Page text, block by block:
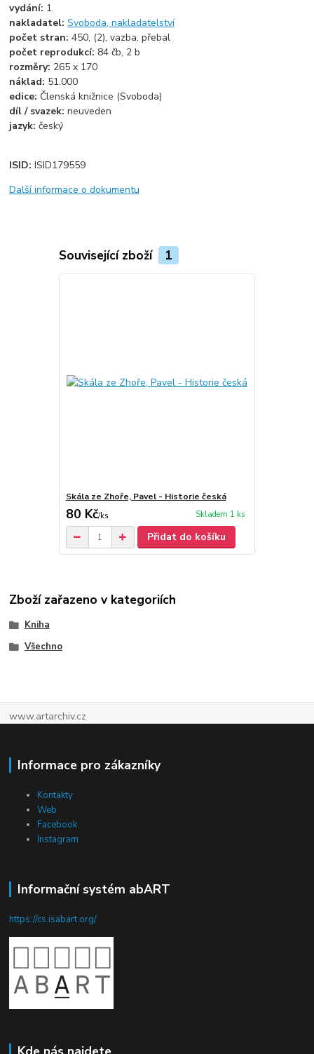
vydání: 1.
nakladatel:Svoboda, nakladatelství
počet stran:450, (2), vazba, přebal
počet reprodukcí: 84 čb, 2 b
rozměry: 265 x 170
náklad: 51.000
edice: Členská knižnice (Svoboda)
díl / svazek:neuveden
jazyk:český
ISID:ISID179559
Další informace o dokumentu
Související zboží 1
Skála ze Zhoře, Pavel - Historie česká
80 Kč/ks Skladem 1 ks
Přidat do košíku
Zboží zařazeno v kategoriích
Kniha
Všechno
www.artarchiv.cz
Informace pro zákazníky
Kontakty
Web
Facebook
Instagram
Informační systém abART
https://cs.isabart.org/